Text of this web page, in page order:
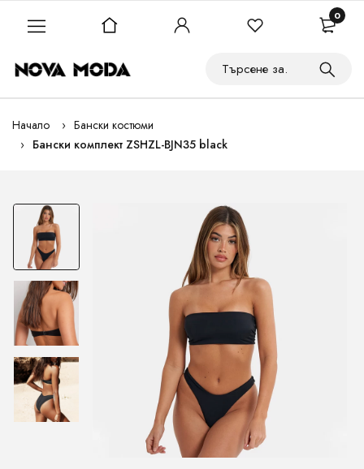
Начало
Бански костюми
Бански комплект ZSHZL-BJN35 black
0